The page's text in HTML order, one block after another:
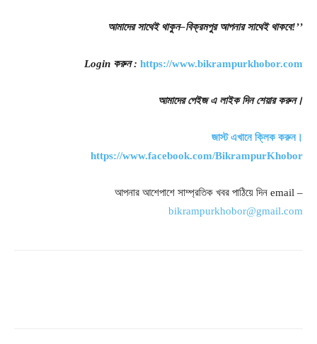
আমাদের সাথেই থাকুন–বিক্রমপুর আপনার সাথেই থাকবে!’’
Login করুন: https://www.bikrampurkhobor.com
আমাদের পেইজ এ লাইক দিন শেয়ার করুন।
জাস্ট এখানে ক্লিক করুন।
https://www.facebook.com/BikrampurKhobor
আপনার আশেপাশে সাম্প্রতিক খবর পাঠিয়ে দিন email –
bikrampurkhobor@gmail.com